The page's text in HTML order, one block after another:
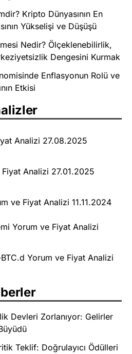
Kripto Dünyasının En
Yükselişi ve Düşüşü
Nedir? Ölçeklenebilirlik,
Dengesini Kurmak
Enflasyonun Rolü ve
Etkisi
Analizi 27.08.2025
Fiyat Analizi 27.01.2025
ve Fiyat Analizi 11.11.2024
Yorum ve Fiyat Analizi
Yorum ve Fiyat Analizi
Devleri Zorlanıyor: Gelirler
Teklif: Doğrulayıcı Ödülleri